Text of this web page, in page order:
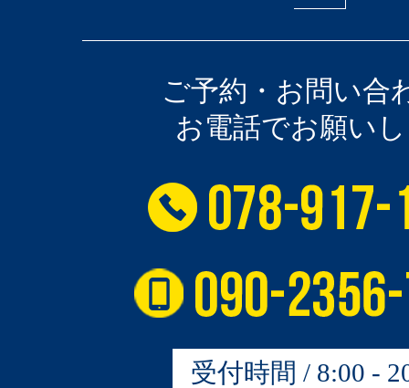
ご予約・お問い合
お電話でお願い
受付時間 / 8:00 -